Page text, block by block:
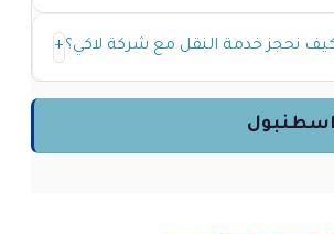
نحجز خدمة النقل مع شركة لاكي؟+